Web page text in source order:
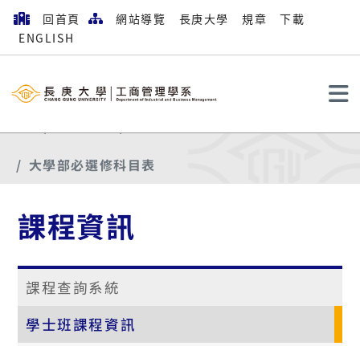
回首頁 網站導覽 長庚大學 規章
下載
ENGLISH
大學部必選修科目表
課程資訊
課程查詢系統
學士班課程資訊